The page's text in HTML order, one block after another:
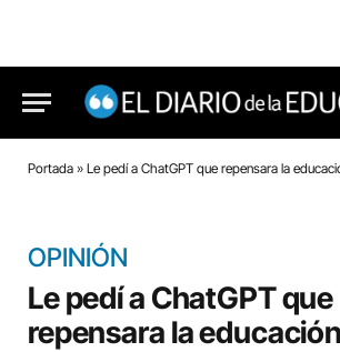
Portada » Le pedí a ChatGPT que repensara la
OPINIÓN
Le pedí a ChatGPT que
repensara la